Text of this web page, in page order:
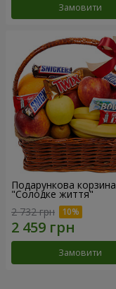
Замовити
Подарункова корзина
"Солодке життя"
2 732 грн
Замовити